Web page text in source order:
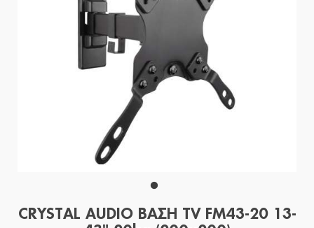
CRYSTAL AUDIO ΒΑΣΗ TV FM43-20 13-